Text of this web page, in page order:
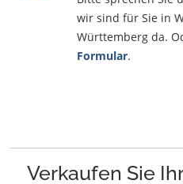
wir sind für Sie in
Württemberg da.
Formular.
Verkaufen Sie